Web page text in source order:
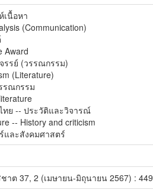
เนื้อหา
(Communication)
Award
รรย์ (วรรณกรรม)
(Literature)
รณกรรม
ทย -- ประวัติและวิจารณ์
-- History and criticism
และสังคมศาสตร์
าต 37, 2 (เมษายน-มิถุนายน 2567) :